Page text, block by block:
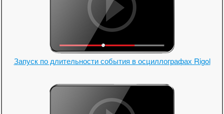
Запуск по длительности события в осциллографах Rigol